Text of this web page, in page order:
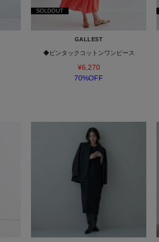
SOLDOUT
GALLEST
◆ピンタックコットンワンピース
¥6,270
70%OFF